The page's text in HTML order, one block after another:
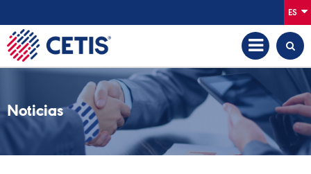
ES
Noticias